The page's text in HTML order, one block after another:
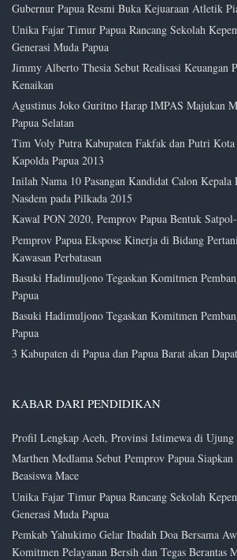
Gubernur Papua Resmi Buka Kejuaraan Atletik
Unika Fajar Timur Papua Rancang Sekolah
Generasi Muda Papua
Jimmy Alberto Thesia Sebut Realisasi Keuangan
Kenaikan
Agustinus Joko Guritno Harap IMPAS Majukan
Papua Selatan
Tim Voly Putra Kabupaten Fakfak dan Putri Kota
Kapolda Papua 2013
Inilah Nama 10 Pasangan Kandidat Calon Kepala
Nasdem pada Pilkada 2015
Kawal PON 2020, Pemprov Papua Bentuk
Pemprov Papua Ekspose Kinerja di Bidang
Kawasan Perbatasan
Basuki Hadimuljono Tegaskan Komitmen
Papua
Basuki Hadimuljono Tegaskan Komitmen
Papua
3 Kabupaten di Papua dan Papua Barat akan
KABAR DARI PENDIDIKAN
Profil Lengkap Aceh, Provinsi Istimewa di Ujung
Marthen Medlama Sebut Pemprov Papua
Beasiswa Mace
Unika Fajar Timur Papua Rancang Sekolah
Generasi Muda Papua
Pemkab Yahukimo Gelar Ibadah Doa Bersama
Komitmen Pelayanan Bersih dan Tegas Berantas